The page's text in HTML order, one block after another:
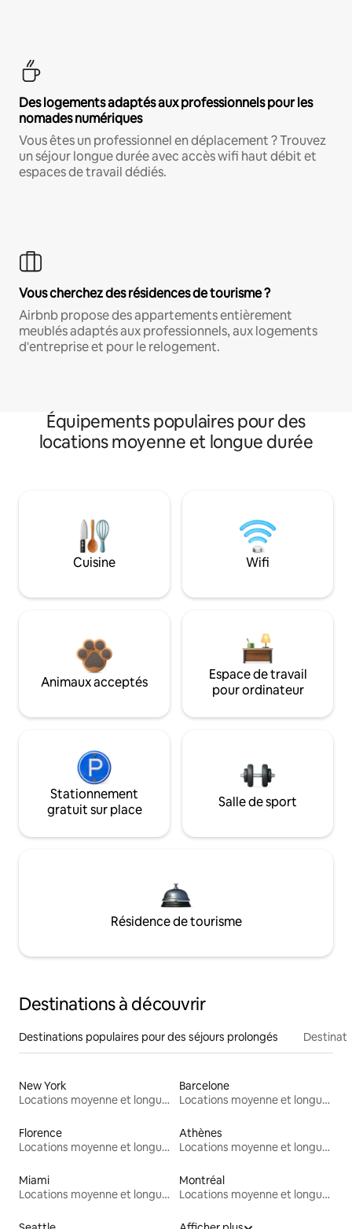
Des logements adaptés aux professionnels pour les
nomades numériques
Vous êtes un professionnel en déplacement ? Trouvez
un séjour longue durée avec accès wifi haut débit et
espaces de travail dédiés.
Vous cherchez des résidences de tourisme ?
Airbnb propose des appartements entièrement
meublés adaptés aux professionnels, aux logements
d'entreprise et pour le relogement.
Équipements populaires pour des
locations moyenne et longue durée
Cuisine Wifi
Animaux acceptés
Espace de travail
pour ordinateur
Stationnement
gratuit sur place
Salle de sport
Résidence de tourisme
Destinations à découvrir
Destinations populaires pour des séjours prolongés
New York
Locations moyenne et longue durée
Barcelone
Locations moyenne et longue durée
Florence
Locations moyenne et longue durée
Athènes
Locations moyenne et longue durée
Miami
Locations moyenne et longue durée
Montréal
Locations moyenne et longue durée